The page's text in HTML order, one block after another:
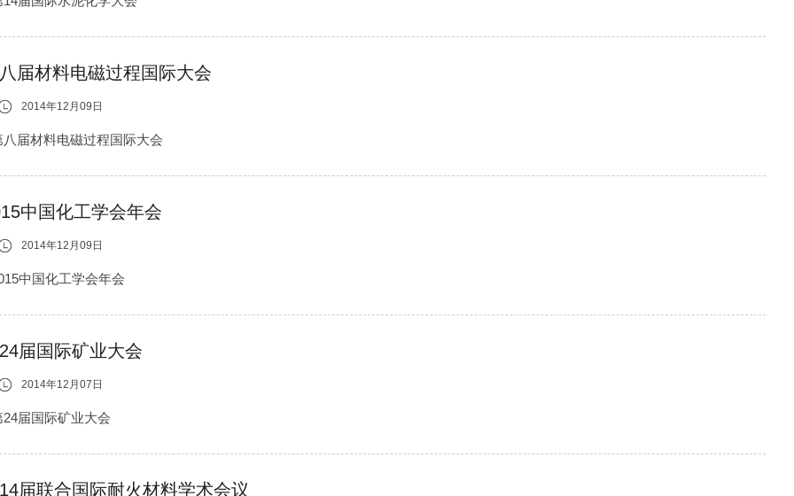
届材料电磁过程国际大会
2014年12月09日
八届材料电磁过程国际大会
中国化工学会年会
2014年12月09日
中国化工学会年会
届国际矿业大会
2014年12月07日
24届国际矿业大会
届联合国际耐火材料学术会议